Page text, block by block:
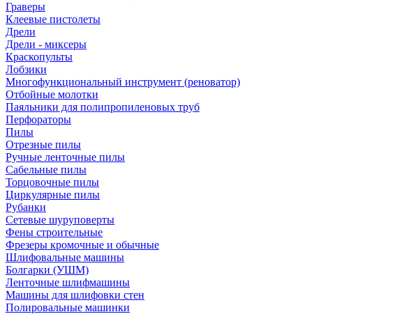
Граверы
Клеевые пистолеты
Дрели
Дрели - миксеры
Краскопульты
Лобзики
Многофункциональный инструмент (реноватор)
Отбойные молотки
Паяльники для полипропиленовых труб
Перфораторы
Пилы
Отрезные пилы
Ручные ленточные пилы
Сабельные пилы
Торцовочные пилы
Циркулярные пилы
Рубанки
Сетевые шуруповерты
Фены строительные
Фрезеры кромочные и обычные
Шлифовальные машины
Болгарки (УШМ)
Ленточные шлифмашины
Машины для шлифовки стен
Полировальные машинки